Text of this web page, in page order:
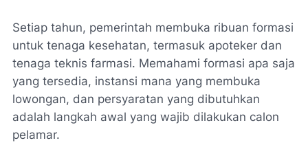
Setiap tahun, pemerintah membuka ribuan formasi
untuk tenaga kesehatan, termasuk apoteker dan
tenaga teknis farmasi. Memahami formasi apa saja
yang tersedia, instansi mana yang membuka
lowongan, dan persyaratan yang dibutuhkan
adalah langkah awal yang wajib dilakukan calon
pelamar.